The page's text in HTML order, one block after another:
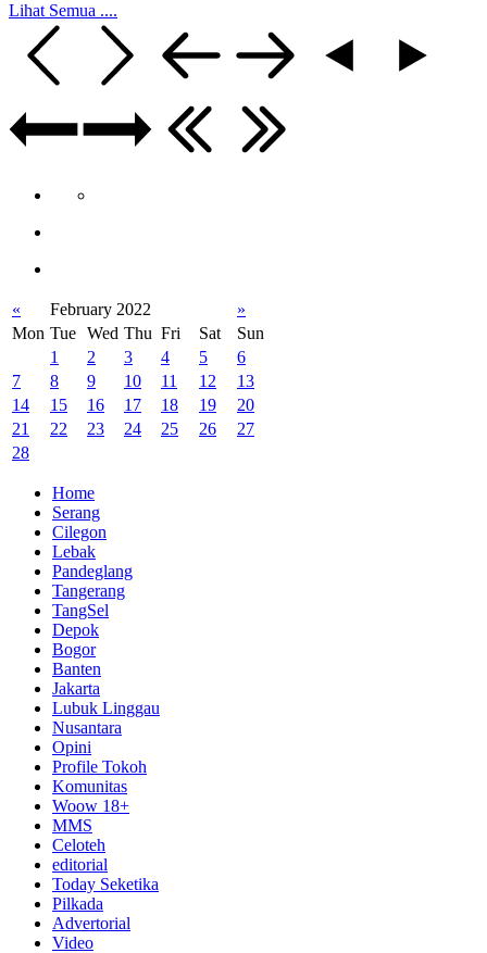
Lihat Semua ....
« February 2022
»
Mon Tue Wed Thu Fri Sat
Sun
1
2 3 4 5
6
7
8 9 10 11 12
13
14
15 16 17 18 19
20
21
22 23 24 25 26
27
28
Home
Serang
Cilegon
Lebak
Pandeglang
Tangerang
TangSel
Depok
Bogor
Banten
Jakarta
Lubuk Linggau
Nusantara
Opini
Profile Tokoh
Komunitas
Woow 18+
MMS
Celoteh
editorial
Today Seketika
Pilkada
Advertorial
Video